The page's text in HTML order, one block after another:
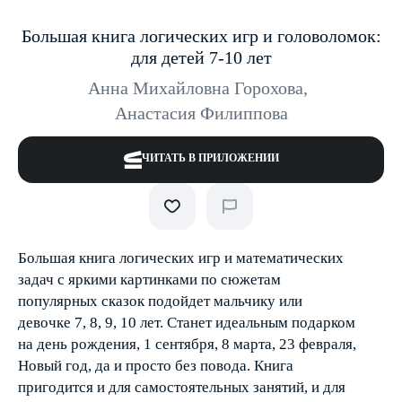
Большая книга логических игр и головоломок:
для детей 7-10 лет
Анна Михайловна Горохова,
Анастасия Филиппова
ЧИТАТЬ В ПРИЛОЖЕНИИ
Большая книга логических игр и математических
задач с яркими картинками по сюжетам
популярных сказок подойдет мальчику или
девочке 7, 8, 9, 10 лет. Станет идеальным подарком
на день рождения, 1 сентября, 8 марта, 23 февраля,
Новый год, да и просто без повода. Книга
пригодится и для самостоятельных занятий, и для